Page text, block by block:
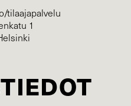
tilaajapalvelu
1